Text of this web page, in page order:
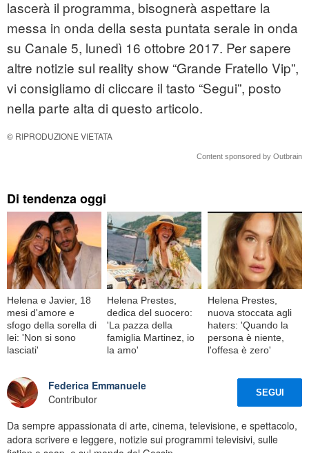
lascerà il programma, bisognerà aspettare la
messa in onda della sesta puntata serale in onda
su Canale 5, lunedì 16 ottobre 2017. Per sapere
altre notizie sul reality show “Grande Fratello Vip”,
vi consigliamo di cliccare il tasto “Segui”, posto
nella parte alta di questo articolo.
© RIPRODUZIONE VIETATA
Content sponsored by Outbrain
Di tendenza oggi
Helena e Javier, 18
mesi d'amore e
sfogo della sorella di
lei: 'Non si sono
lasciati'
Helena Prestes,
dedica del suocero:
'La pazza della
famiglia Martinez, io
la amo'
Helena Prestes,
nuova stoccata agli
haters: 'Quando la
persona è niente,
l'offesa è zero'
Federica Emmanuele
Contributor
SEGUI
Da sempre appassionata di arte, cinema, televisione, e spettacolo,
adora scrivere e leggere, notizie sui programmi televisivi, sulle